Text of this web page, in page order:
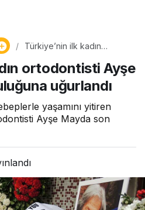
Türkiye’nin ilk kadın
son yolculuğuna uğurlandı
ortodontisti Ayşe
uğurlandı
yaşamını yitiren
Ayşe Mayda son